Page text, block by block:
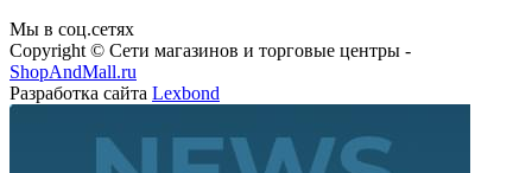
Мы в соц.сетях
Copyright © Сети магазинов и торговые центры -
ShopAndMall.ru
Разработка сайта Lexbond